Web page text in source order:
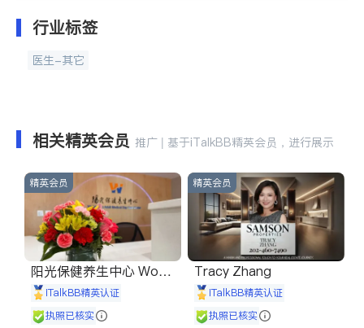
行业标签
医生-其它
相关精英会员 推广 | 基于iTalkBB精英会员，进行展示
精英会员
阳光保健养生中心 World
shine
iTalkBB精英认证
执照已核实
精英会员
Tracy Zhang
iTalkBB精英认证
执照已核实